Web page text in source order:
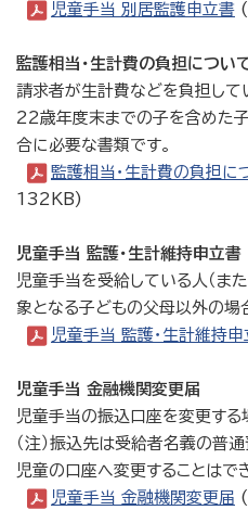
児童手当 別居監護申立書
監護相当・生計費の負担につい
請求者が生計費などを負担して
22歳年度末までの子を含めた
合に必要な書類です。
監護相当・生計費の負担に
132KB)
児童手当 監護・生計維持申立書
児童手当を受給している人（ま
象となる子どもの父母以外の場
児童手当 監護・生計維持申
児童手当 金融機関変更届
児童手当の振込口座を変更する
（注）振込先は受給者名義の普
児童の口座へ変更することはで
児童手当 金融機関変更届